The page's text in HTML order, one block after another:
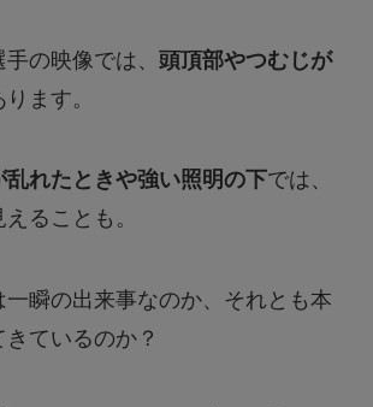
の映像では、 頭頂部やつむじが
ます。
乱れたときや強い照明の下では、
ることも。
一瞬の出来事なのか、それとも本
ているのか？